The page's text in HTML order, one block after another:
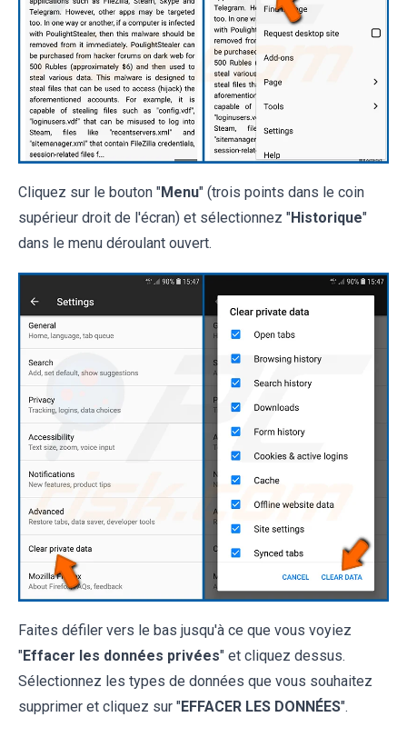
Cliquez sur le bouton "Menu" (trois points dans le coin
supérieur droit de l'écran) et sélectionnez "Historique"
dans le menu déroulant ouvert.
Faites défiler vers le bas jusqu'à ce que vous voyiez
"Effacer les données privées" et cliquez dessus.
Sélectionnez les types de données que vous souhaitez
supprimer et cliquez sur "EFFACER LES DONNÉES".